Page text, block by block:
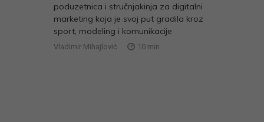
poduzetnica i stručnjakinja za digitalni
marketing koja je svoj put gradila kroz
sport, modeling i komunikacije
Vladimir Mihajlović 10 min